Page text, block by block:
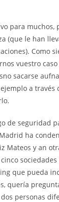
para
(que le han
Como
vuestro
sacarse
a través
de seguridad
ha
Mateos y an
que pueda
quería
personas